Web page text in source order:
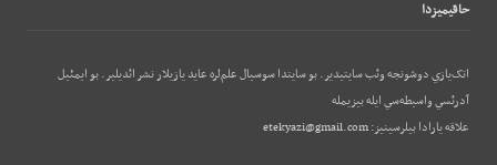
حاقيميزدا
اتک‌يازي دوشونجه وئب‌ سايتيدير. بو سايتدا سوسيال علم‌لره عايد يازيلار نشر ائديلير. بو ایمئيل
آدرئسي واسيطه‌سي ايله بيزيمله
علاقه يارادا بيلرسينيز:etekyazi@gmail.com